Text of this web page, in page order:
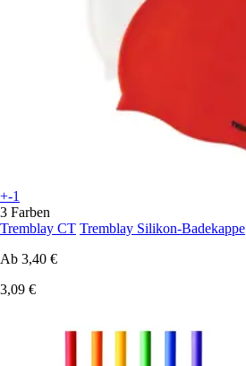
+-1
3 Farben
Tremblay CT Tremblay Silikon-Badekappe
Ab 3,40 €
3,09 €